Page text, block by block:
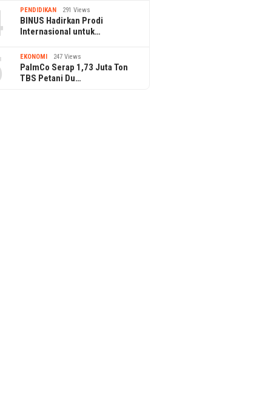
PENDIDIKAN 291 Views
BINUS Hadirkan Prodi
Internasional untuk…
EKONOMI 247 Views
PalmCo Serap 1,73 Juta Ton
TBS Petani Du…